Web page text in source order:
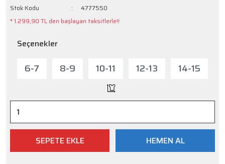
Stok Kodu
4777550
* 1.299,90 TL den başlayan taksitlerle!!
Seçenekler
6-7 8-9 10-11 12-13 14-15
SEPETE EKLE HEMEN AL